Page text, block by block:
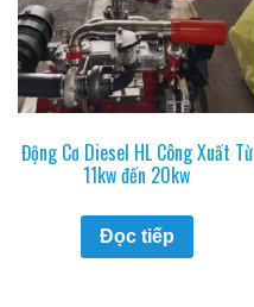
Động Cơ Diesel HL Công Xuất Từ
11kw đến 20kw
Đọc tiếp